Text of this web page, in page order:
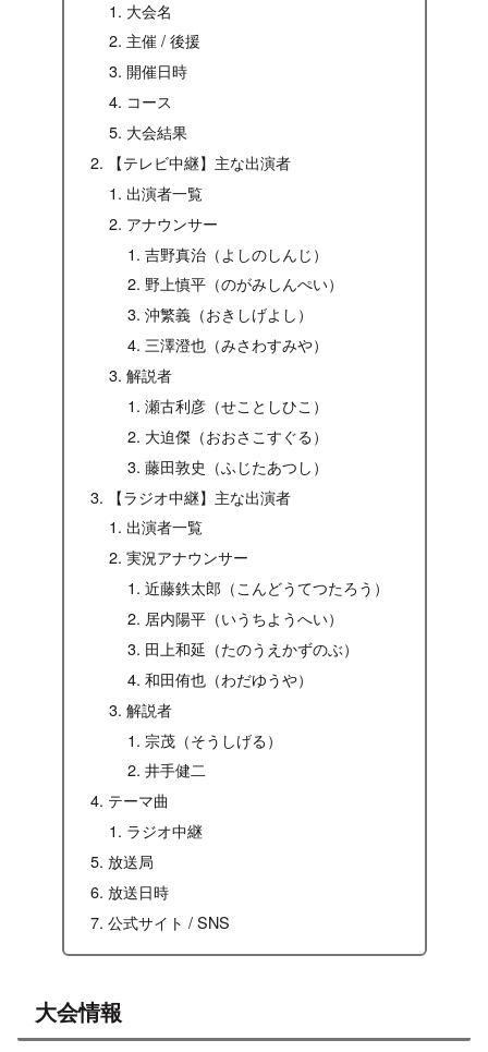
大会名
主催 / 後援
開催日時
コース
大会結果
【テレビ中継】主な出演者
出演者一覧
アナウンサー
吉野真治（よしのしんじ）
野上慎平（のがみしんぺい）
沖繁義（おきしげよし）
三澤澄也（みさわすみや）
解説者
瀬古利彦（せことしひこ）
大迫傑（おおさこすぐる）
藤田敦史（ふじたあつし）
【ラジオ中継】主な出演者
出演者一覧
実況アナウンサー
近藤鉄太郎（こんどうてつたろう）
居内陽平（いうちようへい）
田上和延（たのうえかずのぶ）
和田侑也（わだゆうや）
解説者
宗茂（そうしげる）
井手健二
テーマ曲
ラジオ中継
放送局
放送日時
公式サイト / SNS
大会情報